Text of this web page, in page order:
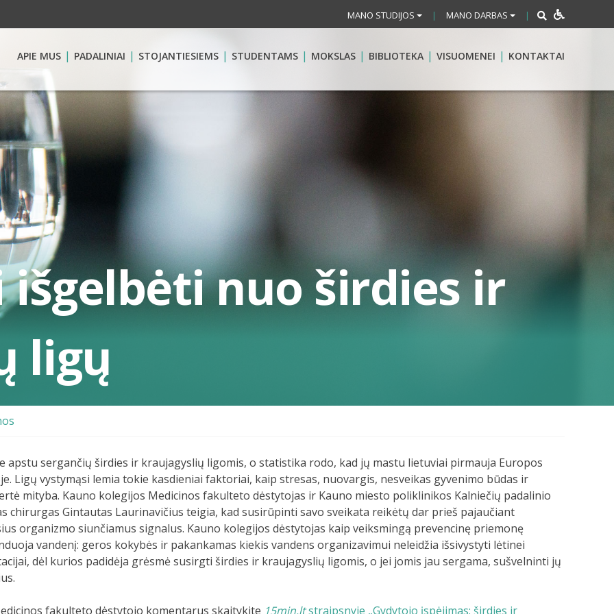
MANO STUDIJOS | MANO DARBAS |
APIE MUS PADALINIAI STOJANTIESIEMS STUDENTAMS MOKSLAS BIBLIOTEKA VISUOMENEI KONTAKTAI
išgelbėti nuo širdies ir
ligų
apstu sergančių širdies ir kraujagyslių ligomis, o statistika rodo, kad jų mastu lietuviai pirmauja Europos
Ligų vystymąsi lemia tokie kasdieniai faktoriai, kaip stresas, nuovargis, nesveikas gyvenimo būdas ir
mityba. Kauno kolegijos Medicinos fakulteto dėstytojas ir Kauno miesto poliklinikos Kalniečių padalinio
chirurgas Gintautas Laurinavičius teigia, kad susirūpinti savo sveikata reikėtų dar prieš pajaučiant
organizmo siunčiamus signalus. Kauno kolegijos dėstytojas kaip veiksmingą prevencinę priemonę
vandenį: geros kokybės ir pakankamas kiekis vandens organizavimui neleidžia išsivystyti lėtinei
dėl kurios padidėja grėsmė susirgti širdies ir kraujagyslių ligomis, o jei jomis jau sergama, sušvelninti jų
fakulteto dėstytojo komentarus skaitykite 15min.ltstraipsnyje „Gydytojo įspėjimas: širdies ir